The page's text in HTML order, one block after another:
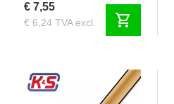
€ 7,55
€ 6,24 TVA excl. shopping_cart